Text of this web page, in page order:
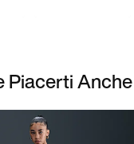
Piacerti Anche